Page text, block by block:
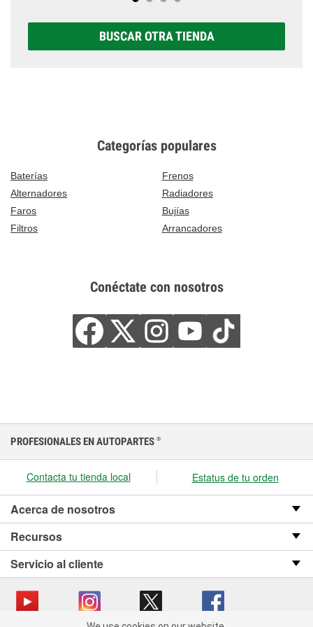
BUSCAR OTRA TIENDA
Categorías populares
Baterías
Frenos
Alternadores
Radiadores
Faros
Bujías
Filtros
Arrancadores
Conéctate con nosotros
PROFESIONALES EN AUTOPARTES ®
Contacta tu tienda local Estatus de tu orden
Acerca de nosotros
Recursos
Servicio al cliente